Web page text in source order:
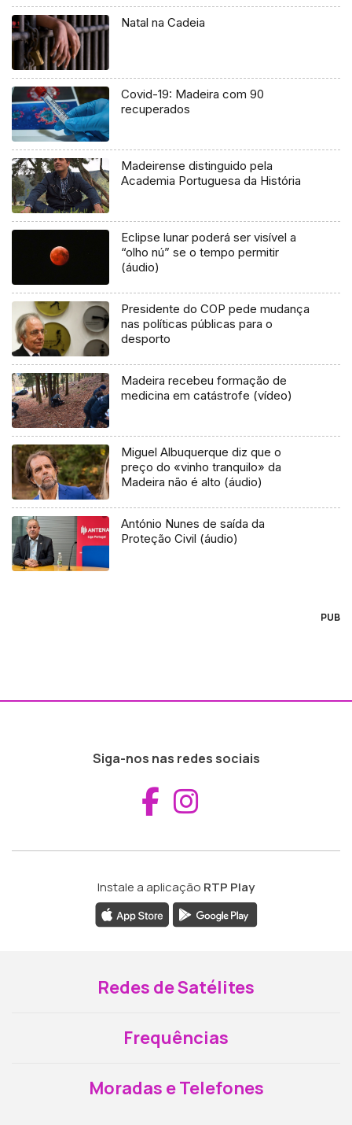
Natal na Cadeia
Covid-19: Madeira com 90
recuperados
Madeirense distinguido pela
Academia Portuguesa da História
Eclipse lunar poderá ser visível a
“olho nú” se o tempo permitir
(áudio)
Presidente do COP pede mudança
nas políticas públicas para o
desporto
Madeira recebeu formação de
medicina em catástrofe (vídeo)
Miguel Albuquerque diz que o
preço do «vinho tranquilo» da
Madeira não é alto (áudio)
António Nunes de saída da
Proteção Civil (áudio)
PUB
Siga-nos nas redes sociais
Aceder ao
Instale a aplicação RTP Play
Redes de Satélites
Frequências
Moradas e Telefones